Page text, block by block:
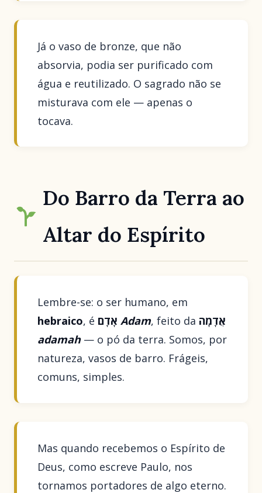
Já o vaso de bronze, que não
absorvia, podia ser purificado com
água e reutilizado. O sagrado não se
misturava com ele — apenas o
tocava.
Do Barro da Terra ao
Altar do Espírito
Lembre-se: o ser humano, em
hebraico, é אָדָם Adam, feito da אֲדָמָה
adamah — o pó da terra. Somos, por
natureza, vasos de barro. Frágeis,
comuns, simples.
Mas quando recebemos o Espírito de
Deus, como escreve Paulo, nos
tornamos portadores de algo eterno.